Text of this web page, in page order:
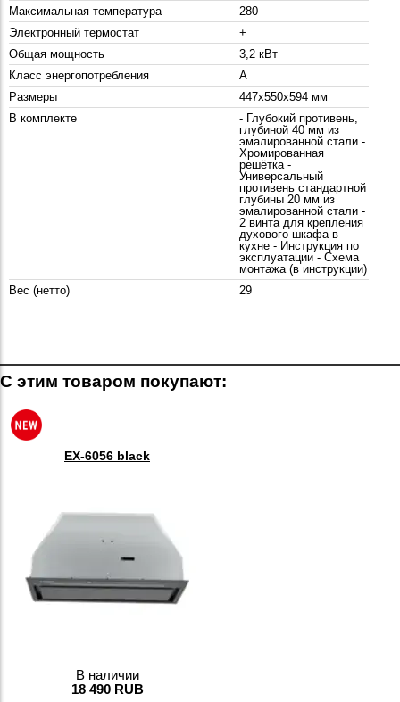
Максимальная температура
280
Электронный термостат
+
Общая мощность
3,2 кВт
Класс энергопотребления
A
Размеры
447x550x594 мм
В комплекте
- Глубокий противень,
глубиной 40 мм из
эмалированной стали -
Хромированная
решётка -
Универсальный
противень стандартной
глубины 20 мм из
эмалированной стали -
2 винта для крепления
духового шкафа в
кухне - Инструкция по
эксплуатации - Схема
монтажа (в инструкции)
Вес (нетто)
29
С этим товаром покупают:
EX-6056 black
В наличии
18 490 RUB